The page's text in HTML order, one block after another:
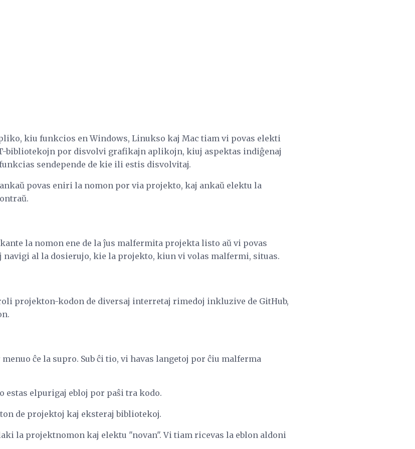
kiu funkcios en Windows, Linukso kaj Mac tiam vi povas elekti
bibliotekojn por disvolvi grafikajn aplikojn, kiuj aspektas indiĝenaj
sendepende de kie ili estis disvolvitaj.
povas eniri la nomon por via projekto, kaj ankaŭ elektu la
la nomon ene de la ĵus malfermita projekta listo aŭ vi povas
al la dosierujo, kie la projekto, kiun vi volas malfermi, situas.
projekton-kodon de diversaj interretaj rimedoj inkluzive de GitHub,
ĉe la supro. Sub ĉi tio, vi havas langetoj por ĉiu malferma
estas elpurigaj ebloj por paŝi tra kodo.
de projektoj kaj eksteraj bibliotekoj.
la projektnomon kaj elektu "novan". Vi tiam ricevas la eblon aldoni